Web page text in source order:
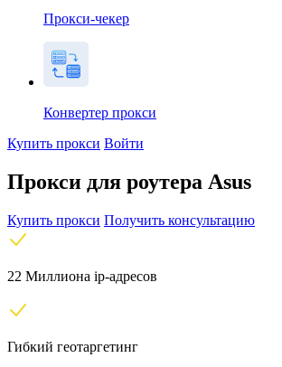
Прокси-чекер
Конвертер прокси
Купить прокси Войти
Прокси для роутера Asus
Купить прокси Получить консультацию
22 Миллиона ip-адресов
Гибкий геотаргетинг